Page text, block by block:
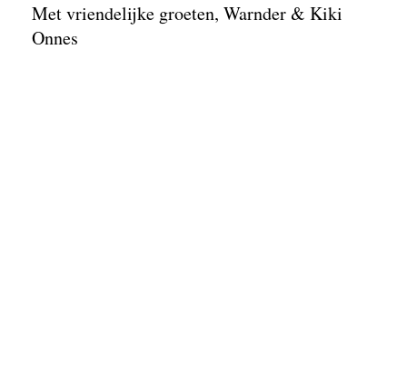
Met vriendelijke groeten, Warnder & Kiki
Onnes